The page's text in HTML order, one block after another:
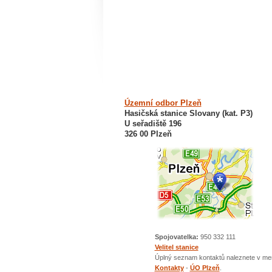
Územní odbor Plzeň
Hasičská stanice Slovany (kat. P3)
U seřadiště 196
326 00 Plzeň
Spojovatelka: 950 332 111
Velitel stanice
Úplný seznam kontaktů naleznete v
Kontakty- ÚO Plzeň